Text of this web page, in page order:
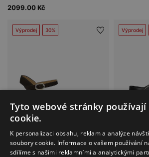
2099.00 Kč
Výprodej 30% Výprodej
Tyto webové stránky
cookie.
K personalizaci obsahu, reklam a analýze
soubory cookie. Informace o vašem používání
sdílíme s našimi reklamními a analytickými